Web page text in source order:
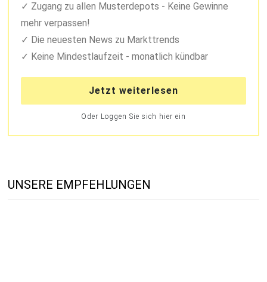
Zugang zu allen Musterdepots - Keine Gewinne
mehr verpassen!
Die neuesten News zu Markttrends
Keine Mindestlaufzeit - monatlich kündbar
Jetzt weiterlesen
Oder Loggen Sie sich hier ein
UNSERE EMPFEHLUNGEN